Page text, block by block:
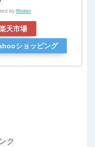
by Rinker
天市場
ショッピング
ク